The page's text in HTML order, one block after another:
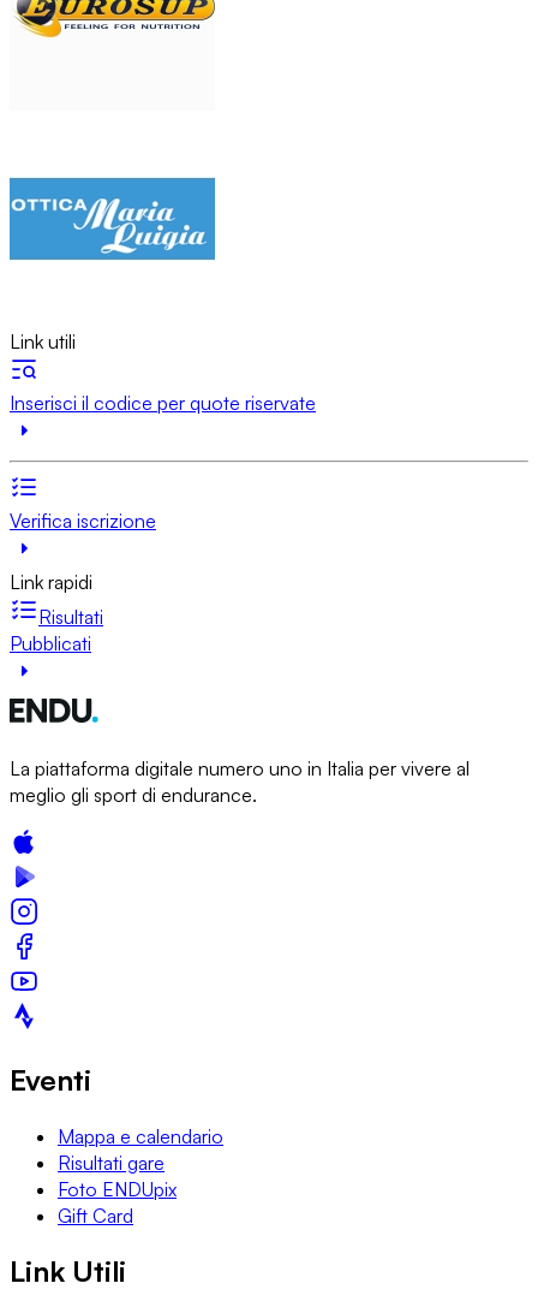
Link utili
Inserisci il codice per quote riservate
Verifica iscrizione
Link rapidi
Risultati
Pubblicati
La piattaforma digitale numero uno in Italia per vivere al
meglio gli sport di endurance.
Eventi
Mappa e calendario
Risultati gare
Foto ENDUpix
Gift Card
Link Utili